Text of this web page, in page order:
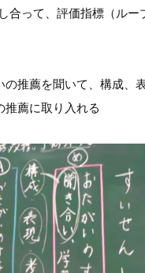
合って、評価指標（ル
の推薦を聞いて、構成、
推薦に取り入れる